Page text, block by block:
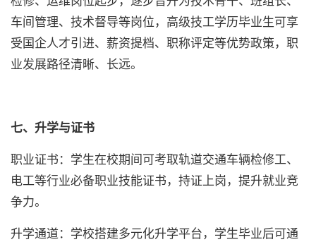
车间管理、技术督导等岗位，高级技工学历毕业生可享
受国企人才引进、薪资提档、职称评定等优势政策，职
业发展路径清晰、长远。
七、升学与证书
职业证书：学生在校期间可考取轨道交通车辆检修工、
电工等行业必备职业技能证书，持证上岗，提升就业竞
争力。
升学通道：学校搭建多元化升学平台，学生毕业后可通